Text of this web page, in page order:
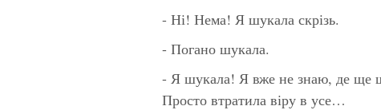
- Ні! Нема! Я шукала скрізь.
- Погано шукала.
- Я шукала! Я вже не знаю, де ще
Просто втратила віру в усе…